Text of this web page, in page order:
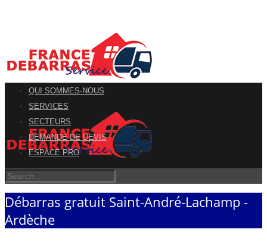
QUI SOMMES-NOUS
SERVICES
SECTEURS
DEMANDE DE DEVIS
ESPACE PRO
Débarras gratuit Saint-André-Lachamp -
Ardèche